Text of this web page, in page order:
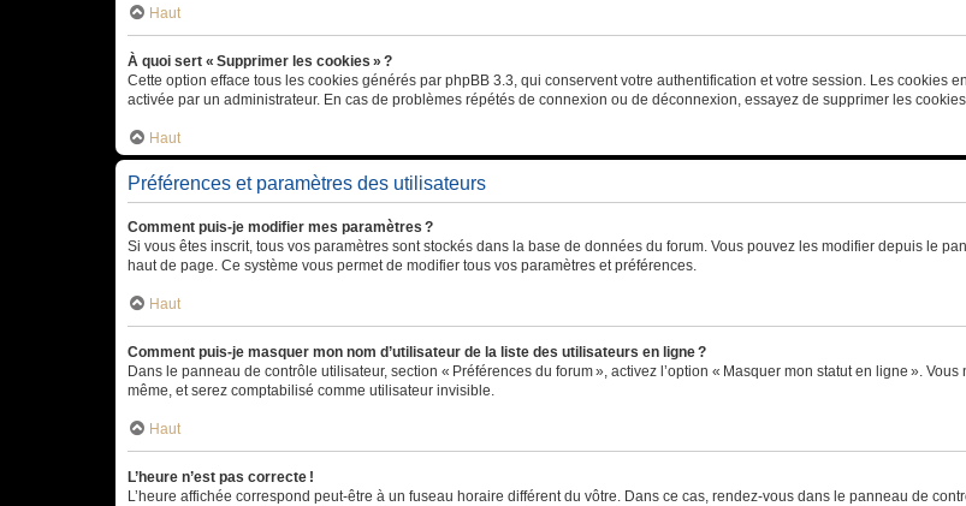
Haut
À quoi sert « Supprimer les cookies » ?
Cette option efface tous les cookies générés par phpBB 3.3, qui conservent votre authentification et votre session. Les cookies
activée par un administrateur. En cas de problèmes répétés de connexion ou de déconnexion, essayez de supprimer les
Haut
Préférences et paramètres des utilisateurs
Comment puis-je modifier mes paramètres ?
Si vous êtes inscrit, tous vos paramètres sont stockés dans la base de données du forum. Vous pouvez les modifier depuis le
haut de page. Ce système vous permet de modifier tous vos paramètres et préférences.
Haut
Comment puis-je masquer mon nom d’utilisateur de la liste des utilisateurs en ligne ?
Dans le panneau de contrôle utilisateur, section « Préférences du forum », activez l’option « Masquer mon statut en ligne ».
même, et serez comptabilisé comme utilisateur invisible.
Haut
L’heure n’est pas correcte !
L’heure affichée correspond peut-être à un fuseau horaire différent du vôtre. Dans ce cas, rendez-vous dans le panneau de